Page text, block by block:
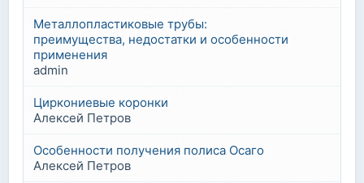
Металлопластиковые трубы:
преимущества, недостатки и особенности
применения
admin
Циркониевые коронки
Алексей Петров
Особенности получения полиса Осаго
Алексей Петров